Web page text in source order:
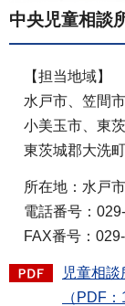
中央児童相談
【担当地域】
水戸市、笠間
小美玉市、東
東茨城郡大洗
所在地：水戸
電話番号：
FAX番号：
児童相談
（PDF：